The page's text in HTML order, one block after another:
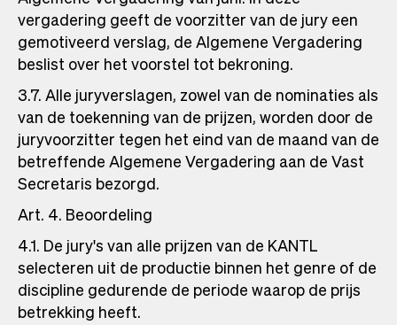
vergadering geeft de voorzitter van de jury een
gemotiveerd verslag, de Algemene Vergadering
beslist over het voorstel tot bekroning.
3.7. Alle juryverslagen, zowel van de nominaties als
van de toekenning van de prijzen, worden door de
juryvoorzitter tegen het eind van de maand van de
betreffende Algemene Vergadering aan de Vast
Secretaris bezorgd.
Art. 4. Beoordeling
4.1. De jury's van alle prijzen van de KANTL
selecteren uit de productie binnen het genre of de
discipline gedurende de periode waarop de prijs
betrekking heeft.